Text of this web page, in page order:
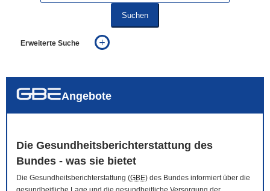
Suchen
Erweiterte Suche
auch in allen Texten suchen (Volltextsuche)
Angebote
Die Gesundheitsberichterstattung des
Bundes - was sie bietet
Die Gesundheitsberichterstattung (GBE) des Bundes informiert über die